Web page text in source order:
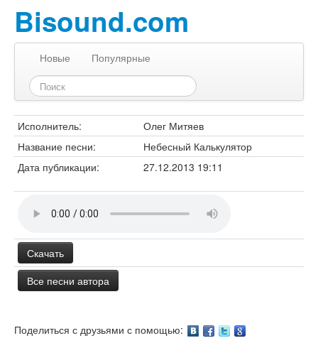
Bisound.com
Новые Популярные
Исполнитель:
Олег Митяев
Название песни:
Небесный Калькулятор
Дата публикации:
27.12.2013 19:11
Скачать
Все песни автора
Поделиться с друзьями с помощью: